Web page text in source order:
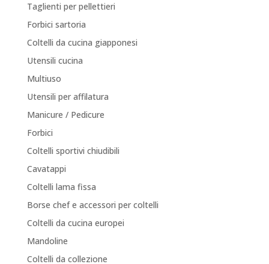
Taglienti per pellettieri
Forbici sartoria
Coltelli da cucina giapponesi
Utensili cucina
Multiuso
Utensili per affilatura
Manicure / Pedicure
Forbici
Coltelli sportivi chiudibili
Cavatappi
Coltelli lama fissa
Borse chef e accessori per coltelli
Coltelli da cucina europei
Mandoline
Coltelli da collezione